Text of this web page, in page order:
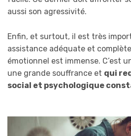
aussi son agressivité.
Enfin, et surtout, il est très
assistance adéquate et
émotionnel est immense. C’est
une grande souffrance et qui
social et psychologique